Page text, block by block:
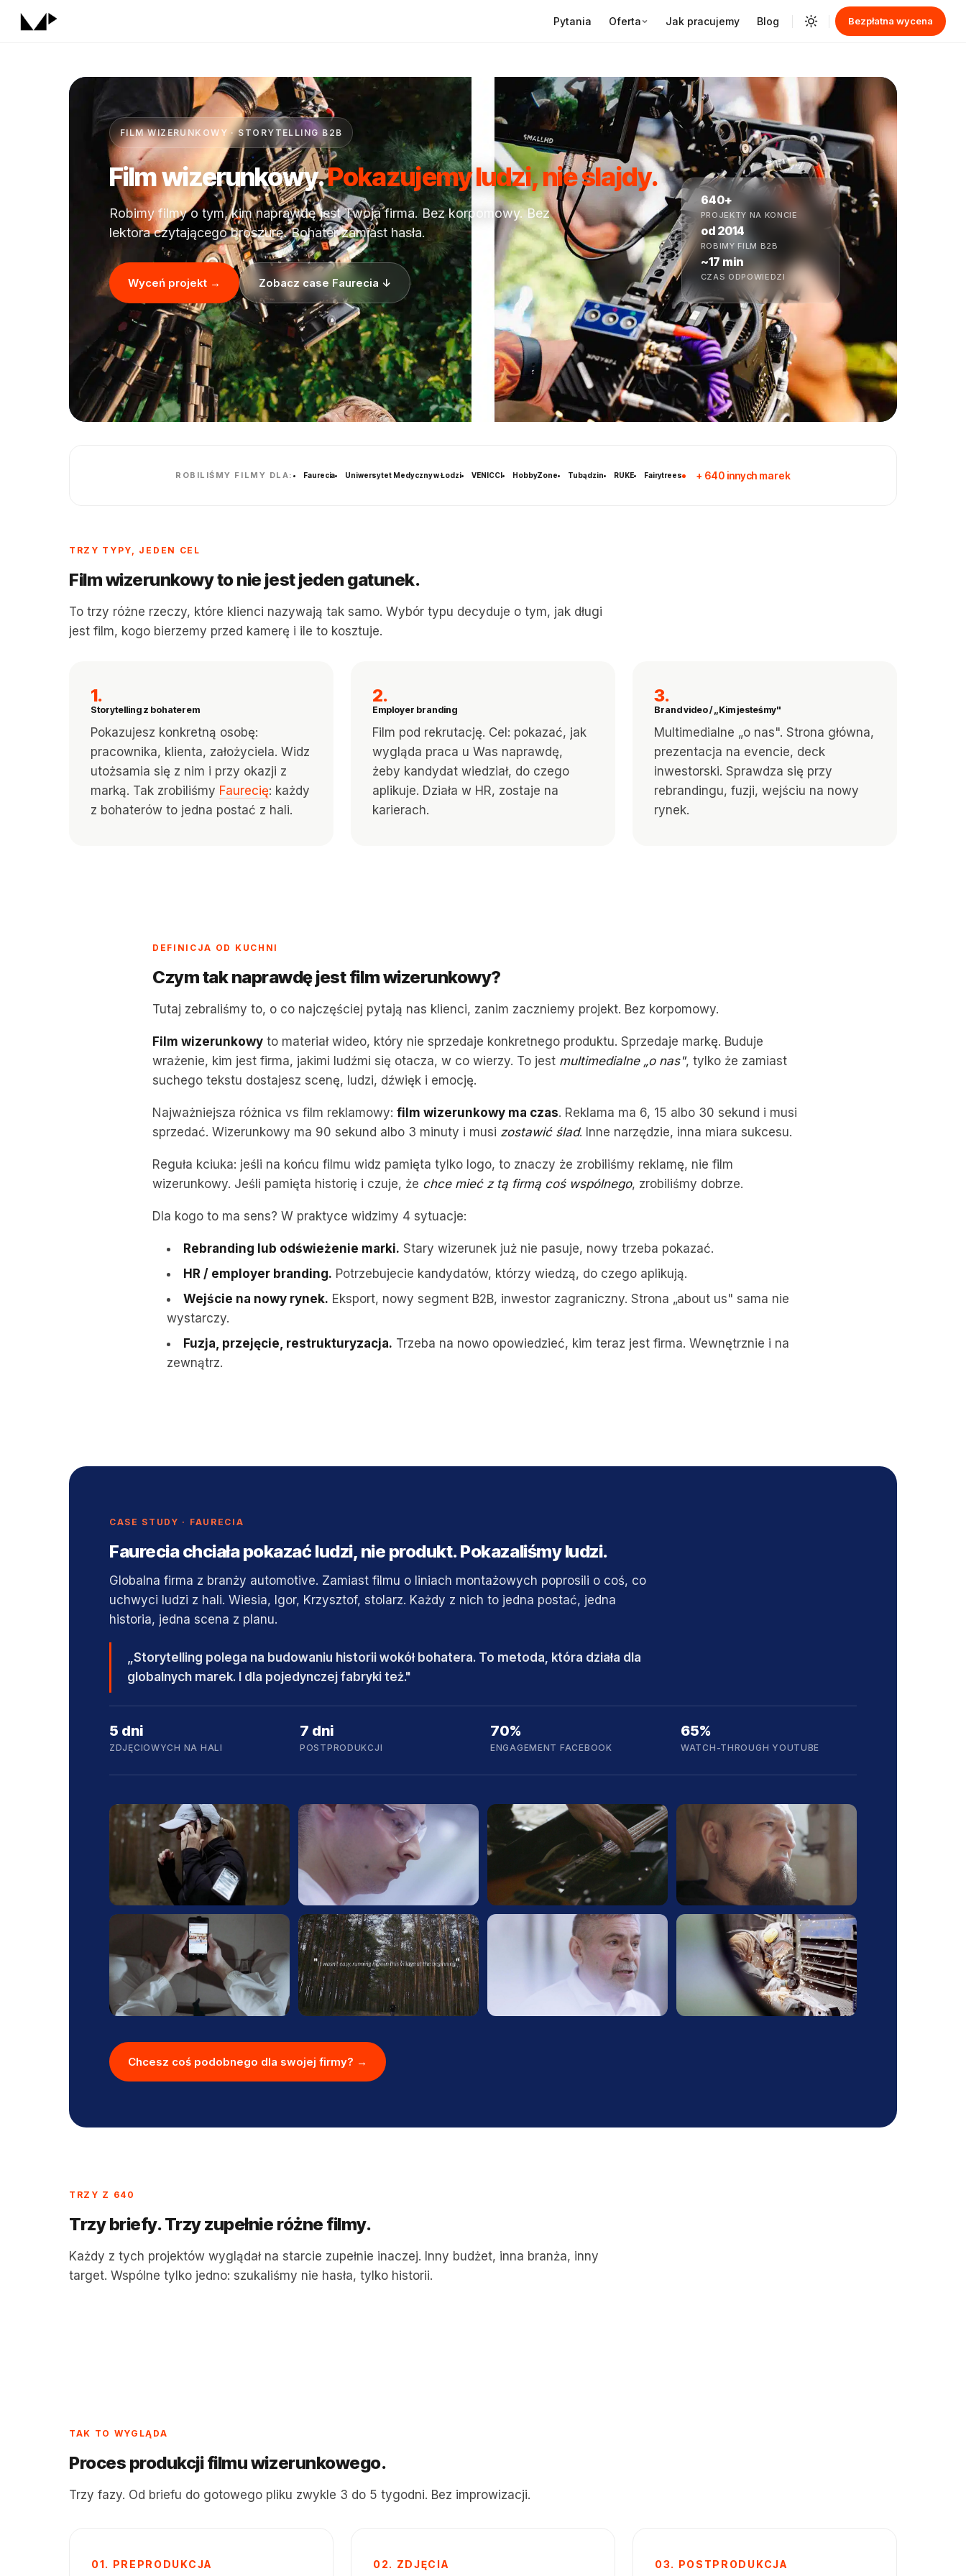
FILM WIZERUNKOWY · STORYTELLING B2B
Film wizerunkowy.Pokazujemy ludzi, nie slajdy.
Robimy filmy o tym, kim naprawdę jest Twoja firma. Bez korpomowy. Bez
lektora czytającego broszurę. Bohater zamiast hasła.
Wyceń projekt → Zobacz case Faurecia ↓
640+
PROJEKTY NA KONCIE
od 2014
ROBIMY FILM B2B
~17 min
CZAS ODPOWIEDZI
ROBILIŚMY FILMY DLA: Faurecia Uniwersytet Medyczny w Łodzi VENICCI HobbyZone Tubądzin RUKE Fairytrees + 640 innych marek
TRZY TYPY, JEDEN CEL
Film wizerunkowy to nie jest jeden gatunek.
To trzy różne rzeczy, które klienci nazywają tak samo. Wybór typu decyduje o tym, jak długi
jest film, kogo bierzemy przed kamerę i ile to kosztuje.
1.
Storytelling z bohaterem
Pokazujesz konkretną osobę:
pracownika, klienta, założyciela. Widz
utożsamia się z nim i przy okazji z
marką. Tak zrobiliśmy Faurecię: każdy
z bohaterów to jedna postać z hali.
2.
Employer branding
Film pod rekrutację. Cel: pokazać, jak
wygląda praca u Was naprawdę,
żeby kandydat wiedział, do czego
aplikuje. Działa w HR, zostaje na
karierach.
3.
Brand video / „Kim jesteśmy"
Multimedialne „o nas". Strona główna,
prezentacja na evencie, deck
inwestorski. Sprawdza się przy
rebrandingu, fuzji, wejściu na nowy
rynek.
DEFINICJA OD KUCHNI
Czym tak naprawdę jest film wizerunkowy?
Tutaj zebraliśmy to, o co najczęściej pytają nas klienci, zanim zaczniemy projekt. Bez korpomowy.
Film wizerunkowy to materiał wideo, który nie sprzedaje konkretnego produktu. Sprzedaje markę. Buduje
wrażenie, kim jest firma, jakimi ludźmi się otacza, w co wierzy. To jest multimedialne „o nas", tylko że zamiast
suchego tekstu dostajesz scenę, ludzi, dźwięk i emocję.
Najważniejsza różnica vs film reklamowy: film wizerunkowy ma czas. Reklama ma 6, 15 albo 30 sekund i musi
sprzedać. Wizerunkowy ma 90 sekund albo 3 minuty i musi zostawić ślad. Inne narzędzie, inna miara sukcesu.
Reguła kciuka: jeśli na końcu filmu widz pamięta tylko logo, to znaczy że zrobiliśmy reklamę, nie film
wizerunkowy. Jeśli pamięta historię i czuje, że chce mieć z tą firmą coś wspólnego, zrobiliśmy dobrze.
Dla kogo to ma sens? W praktyce widzimy 4 sytuacje:
Rebranding lub odświeżenie marki. Stary wizerunek już nie pasuje, nowy trzeba pokazać.
HR / employer branding. Potrzebujecie kandydatów, którzy wiedzą, do czego aplikują.
Wejście na nowy rynek. Eksport, nowy segment B2B, inwestor zagraniczny. Strona „about us" sama nie
wystarczy.
Fuzja, przejęcie, restrukturyzacja. Trzeba na nowo opowiedzieć, kim teraz jest firma. Wewnętrznie i na
zewnątrz.
CASE STUDY · FAURECIA
Faurecia chciała pokazać ludzi, nie produkt. Pokazaliśmy ludzi.
Globalna firma z branży automotive. Zamiast filmu o liniach montażowych poprosili o coś, co
uchwyci ludzi z hali. Wiesia, Igor, Krzysztof, stolarz. Każdy z nich to jedna postać, jedna
historia, jedna scena z planu.
„Storytelling polega na budowaniu historii wokół bohatera. To metoda, która działa dla
globalnych marek. I dla pojedynczej fabryki też."
5 dni
ZDJĘCIOWYCH NA HALI
7 dni
POSTPRODUKCJI
70%
ENGAGEMENT FACEBOOK
65%
WATCH-THROUGH YOUTUBE
Chcesz coś podobnego dla swojej firmy? →
TRZY Z 640
Trzy briefy. Trzy zupełnie różne filmy.
Każdy z tych projektów wyglądał na starcie zupełnie inaczej. Inny budżet, inna branża, inny
target. Wspólne tylko jedno: szukaliśmy nie hasła, tylko historii.
TAK TO WYGLĄDA
Proces produkcji filmu wizerunkowego.
Trzy fazy. Od briefu do gotowego pliku zwykle 3 do 5 tygodni. Bez improwizacji.
01. PREPRODUKCJA 02. ZDJĘCIA 03. POSTPRODUKCJA
Pytania Oferta Jak pracujemy Blog Bezpłatna wycena